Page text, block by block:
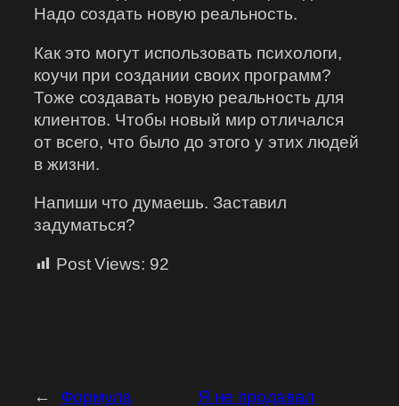
Надо создать новую реальность.
Как это могут использовать психологи,
коучи при создании своих программ?
Тоже создавать новую реальность для
клиентов. Чтобы новый мир отличался
от всего, что было до этого у этих людей
в жизни.
Напиши что думаешь. Заставил
задуматься?
Post Views: 92
←
Формула
Я не продавал